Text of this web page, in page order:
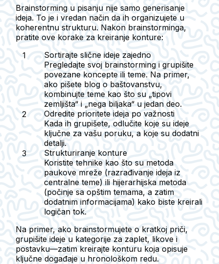
Brainstorming u pisanju nije samo generisanje
ideja. To je i vredan način da ih organizujete u
koherentnu strukturu. Nakon brainstorminga,
pratite ove korake za kreiranje konture:
Sortirajte slične ideje zajedno
Pregledajte svoj brainstorming i grupišite
povezane koncepte ili teme. Na primer,
ako pišete blog o baštovanstvu,
kombinujte teme kao što su „tipovi
zemljišta“ i „nega biljaka“ u jedan deo.
Odredite prioritete ideja po važnosti
Kada ih grupišete, odlučite koje su ideje
ključne za vašu poruku, a koje su dodatni
detalji.
Strukturiranje konture
Koristite tehnike kao što su metoda
paukove mreže (razrađivanje ideja iz
centralne teme) ili hijerarhijska metoda
(počinje sa opštim temama, a zatim
dodatnim informacijama) kako biste kreirali
logičan tok.
Na primer, ako brainstormujete o kratkoj priči,
grupišite ideje u kategorije za zaplet, likove i
postavku—zatim kreirajte konturu koja opisuje
ključne događaje u hronološkom redu.